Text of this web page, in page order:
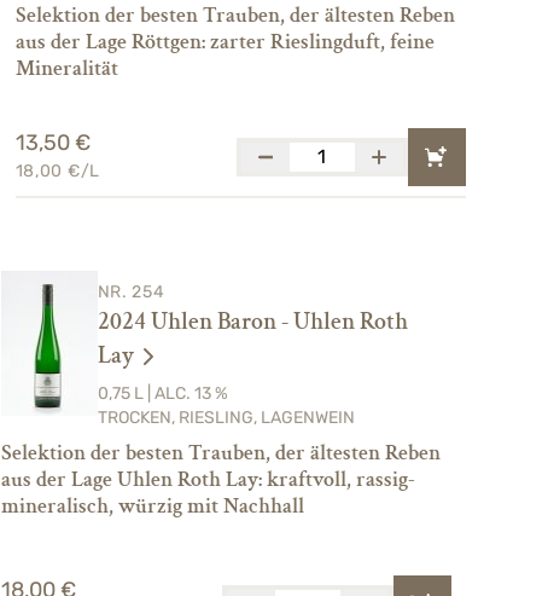
Selektion der besten Trauben, der ältesten Reben
aus der Lage Röttgen: zarter Rieslingduft, feine
Mineralität
13,50 €
18,00 €/L
NR. 254
2024 Uhlen Baron - Uhlen Roth
Lay
0,75 L | ALC. 13 %
TROCKEN, RIESLING, LAGENWEIN
Selektion der besten Trauben, der ältesten Reben
aus der Lage Uhlen Roth Lay: kraftvoll, rassig-
mineralisch, würzig mit Nachhall
18,00 €